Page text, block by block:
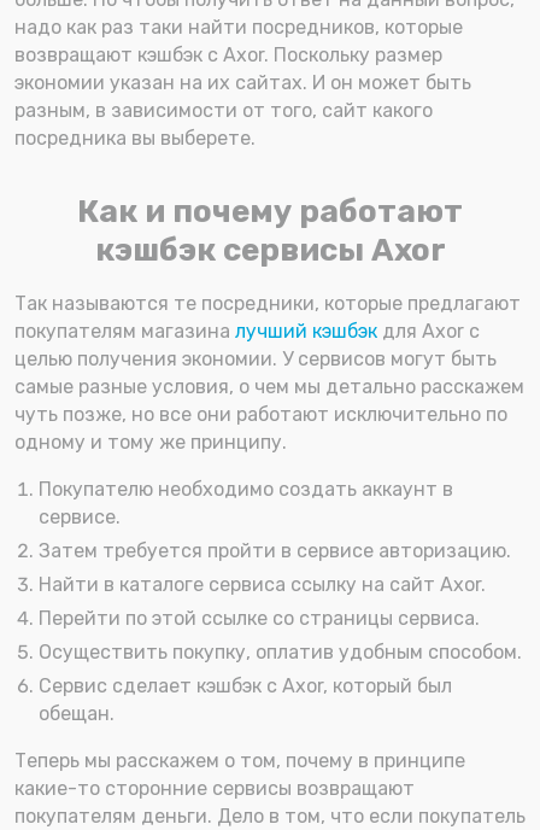
надо как раз таки найти посредников, которые
возвращают кэшбэк с Axor. Поскольку размер
экономии указан на их сайтах. И он может быть
разным, в зависимости от того, сайт какого
посредника вы выберете.
Как и почему работают
кэшбэк сервисы Axor
Так называются те посредники, которые предлагают
покупателям магазина лучший кэшбэк для Axor с
целью получения экономии. У сервисов могут быть
самые разные условия, о чем мы детально расскажем
чуть позже, но все они работают исключительно по
одному и тому же принципу.
Покупателю необходимо создать аккаунт в
сервисе.
Затем требуется пройти в сервисе авторизацию.
Найти в каталоге сервиса ссылку на сайт Axor.
Перейти по этой ссылке со страницы сервиса.
Осуществить покупку, оплатив удобным способом.
Сервис сделает кэшбэк с Axor, который был
обещан.
Теперь мы расскажем о том, почему в принципе
какие-то сторонние сервисы возвращают
покупателям деньги. Дело в том, что если покупатель